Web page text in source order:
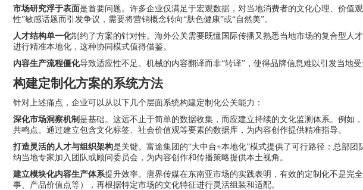
市场研究浮于表面是首要问题。许多企业仅满足于宏观数据，对当地消费者的文化心理、价值
性”敏感话题而引发争议，需要将营销概念转向“肤色健康”或“自然美”。
人才结构单一化制约了方案的针对性。海外公关需要既懂国际传播又熟悉当地市场的复合型人
进行精准本地化，这种协同模式值得借鉴。
内容生产流程僵化导致适应性不足。机械的内容翻译而非“转译”，使得品牌信息难以引发当地
构建定制化方案的系统方法
针对上述痛点，企业可以从以下几个层面系统构建定制化公关能力：
深化市场洞察机制 是基础。这远不止于简单的数据收集，而应建立持续的文化监测体系。例如
共鸣点。通过建立包含文化标签、社会价值观等要素的数据库，为内容创作提供精准指导。
打造灵活的人才与组织架构是关键。富途集团的“大中台+本地化”模式提供了可行路径：总部
纳当地专家加入团队或顾问委员会，为内容创作和传播策略提供本土视角。
建立模块化内容生产体系提升效率。唐界传媒在东南亚市场的实践表明，有效的定制化不是完
事、产品价值点等），再根据特定市场的文化特征进行灵活组装和适配。